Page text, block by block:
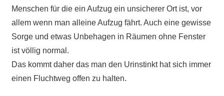
Menschen für die ein Aufzug ein unsicherer Ort ist, vor
allem wenn man alleine Aufzug fährt. Auch eine gewisse
Sorge und etwas Unbehagen in Räumen ohne Fenster
ist völlig normal.
Das kommt daher das man den Urinstinkt hat sich immer
einen Fluchtweg offen zu halten.